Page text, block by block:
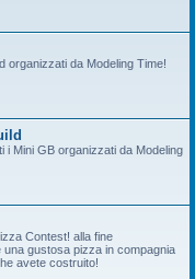
organizzati da Modeling Time!
i Mini GB organizzati da Modeling
Contest! alla fine
una gustosa pizza in compagnia
avete costruito!